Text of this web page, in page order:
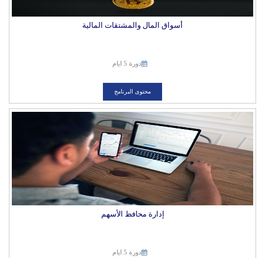
أسواق المال والمشتقات المالية
دورة 5 ايام
محتوى البرنامج
إدارة محافظ الأسهم
دورة 5 ايام